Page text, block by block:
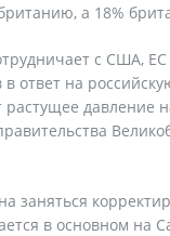
а 18%
с США,
в ответ на
растущее давление
заняться
в основном